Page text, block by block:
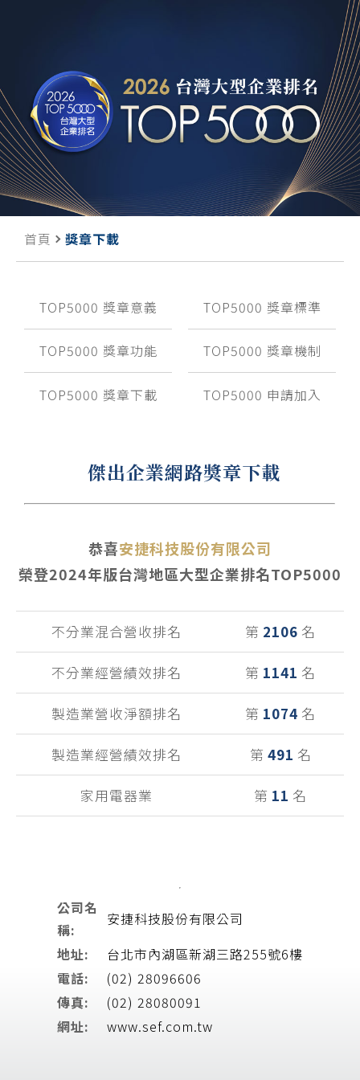
首頁 獎章下載
TOP5000 獎章意義 TOP5000 獎章標準
TOP5000 獎章功能 TOP5000 獎章機制
TOP5000 獎章下載 TOP5000 申請加入
傑出企業網路獎章下載
恭喜安捷科技股份有限公司
榮登2024年版台灣地區大型企業排名TOP5000
不分業混合營收排名 第 2106 名
不分業經營績效排名 第 1141 名
製造業營收淨額排名 第 1074 名
製造業經營績效排名 第 491 名
家用電器業 第 11 名
公司名
稱:
安捷科技股份有限公司
地址:
台北市內湖區新湖三路255號6樓
電話:
(02) 28096606
傳真:
(02) 28080091
網址:
www.sef.com.tw